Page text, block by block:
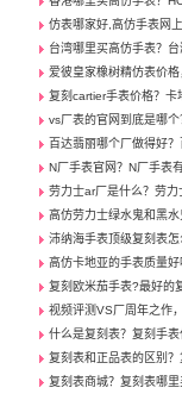
仿表哪家好,高仿手表网
台湾哪里买高仿手表？
爱彼皇家橡树精仿表价
复刻cartier手表价格？卡
vs厂表的官网到底是哪
百达翡丽哪个厂做得好
N厂手表官网？N厂手表
劳力士ar厂是什么？劳力
高仿劳力士绿水鬼和黑水
沛纳海手表顶级复刻表怎
高仿卡地亚的手表质量好
复刻欧米茄手表?最好的
视频评测VS厂周年之作
什么是复刻表？复刻手表
复刻表和正品表的区别？
复刻表商城？复刻表哪里